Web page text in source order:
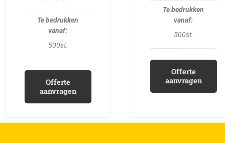
500st.
Offerte
aanvragen
500st.
Offerte
aanvragen